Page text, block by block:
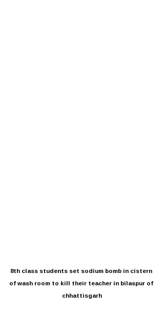
8th class students set sodium bomb in cistern
of wash room to kill their teacher in bilaspur of
chhattisgarh